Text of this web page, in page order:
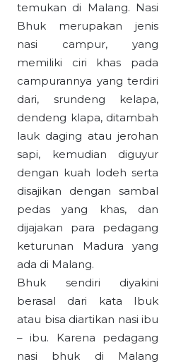
temukan di Malang. Nasi
Bhuk merupakan jenis
nasi campur, yang
memiliki ciri khas pada
campurannya yang terdiri
dari, srundeng kelapa,
dendeng klapa, ditambah
lauk daging atau jerohan
sapi, kemudian diguyur
dengan kuah lodeh serta
disajikan dengan sambal
pedas yang khas, dan
dijajakan para pedagang
keturunan Madura yang
ada di Malang.
Bhuk sendiri diyakini
berasal dari kata Ibuk
atau bisa diartikan nasi ibu
– ibu. Karena pedagang
nasi bhuk di Malang